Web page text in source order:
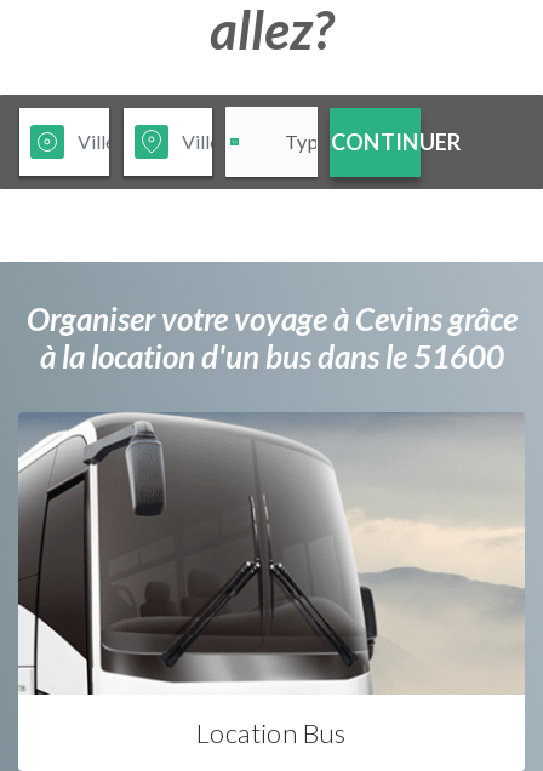
allez?
CONTINUER
Organiser votre voyage à Cevins grâce
à la location d'un bus dans le 51600
Location Bus